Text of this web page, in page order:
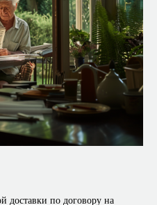
доставки по договору на